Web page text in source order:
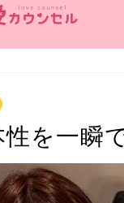
性を一瞬